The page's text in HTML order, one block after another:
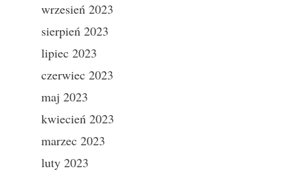
wrzesień 2023
sierpień 2023
lipiec 2023
czerwiec 2023
maj 2023
kwiecień 2023
marzec 2023
luty 2023